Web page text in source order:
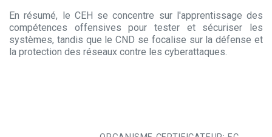
En résumé, le CEH se concentre sur l'apprentissage des
compétences offensives pour tester et sécuriser les
systèmes, tandis que le CND se focalise sur la défense et
la protection des réseaux contre les cyberattaques.